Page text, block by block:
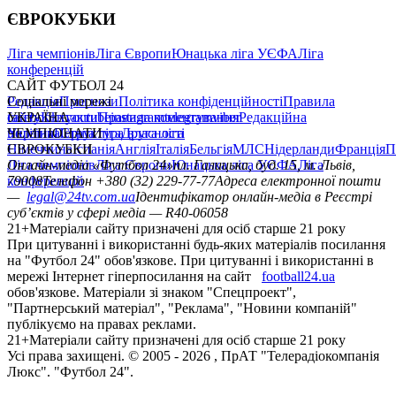
ЄВРОКУБКИ
Ліга чемпіонівЛіга ЄвропиЮнацька ліга УЄФАЛіга
конференцій
САЙТ ФУТБОЛ 24
РедакціяПрогнозиПолітика конфіденційностіПравила
сайтуКонтактиПравила коментуванняРедакційна
політикаСтруктура власності
Соціальні мережі
facebookxyoutubeinstagramtelegramviber
УКРАЇНА
УкраїнаПерша лігаДруга ліга
ЧЕМПІОНАТИ
НімеччинаІспаніяАнгліяІталіяБельгіяМЛСНідерландиФранція
ЄВРОКУБКИ
Ліга чемпіонівЛіга ЄвропиЮнацька ліга УЄФАЛіга
конференцій
Онлайн-медіа «Футбол 24»пл. Галицька, буд. 15, м. Львів,
79008Телефон +380 (32) 229-77-77Адреса електронної пошти
— legal@24tv.com.uaІдентифікатор онлайн-медіа в Реєстрі
суб’єктів у сфері медіа — R40-06058
21+Матеріали сайту призначені для осіб старше 21 року
При цитуванні і використанні будь-яких матеріалів посилання
на "Футбол 24" обов'язкове. При цитуванні і використанні в
мережі Інтернет гіперпосилання на сайт
football24.ua
обов'язкове. Матеріали зі знаком "Спецпроект",
"Партнерський матеріал", "Реклама", "Новини компаній"
публікуємо на правах реклами.
21+Матеріали сайту призначені для осіб старше 21 року
Усi права захищенi. © 2005 - 2026 , ПрАТ "Телерадіокомпанія
Люкс". "Футбол 24".